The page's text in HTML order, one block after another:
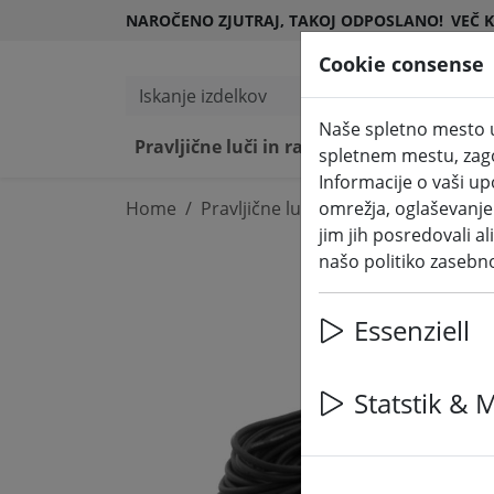
NAROČENO ZJUTRAJ, TAKOJ ODPOSLANO! VEČ
Iskanje izdelkov
Pravljične luči in razsvetljava LED
Home Pravljične luči in razsvetljava
Cookie consense
Naše spletno mesto
spletnem mestu,
Informacije o vaši
omrežja,
jim jih posredovali
našo politiko
Essenziell
Statstik &